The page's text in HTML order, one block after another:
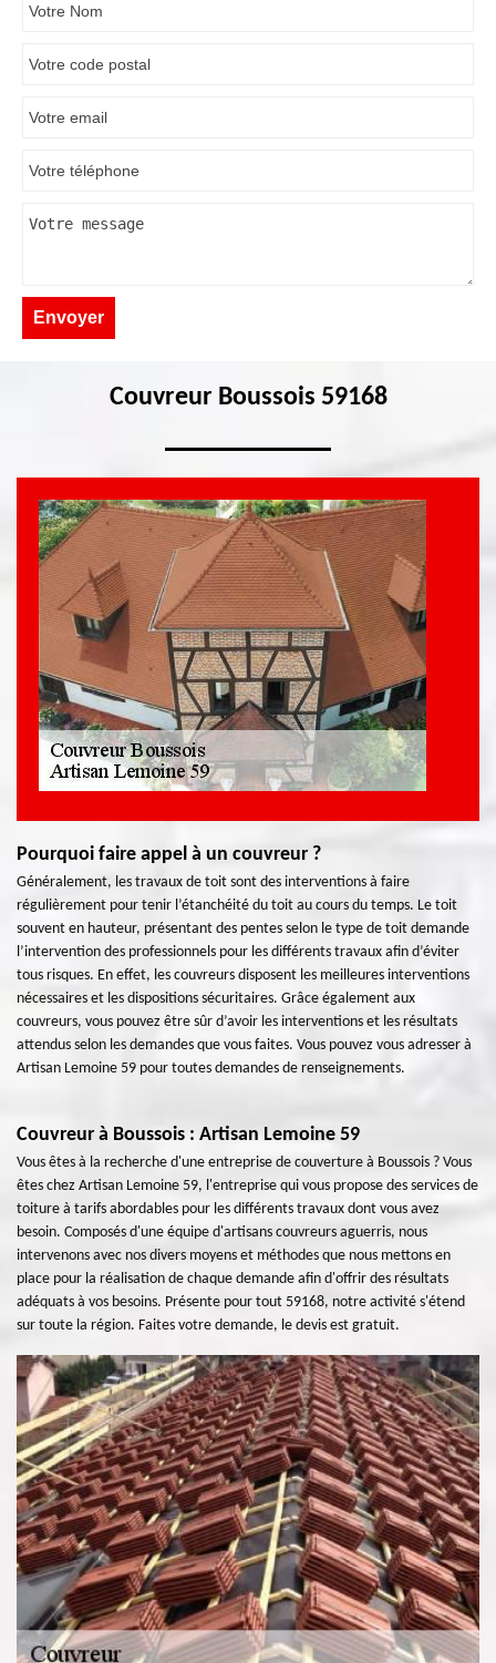
Couvreur Boussois 59168
Pourquoi faire appel à un couvreur ?
Généralement, les travaux de toit sont des interventions à faire
régulièrement pour tenir l’étanchéité du toit au cours du temps. Le toit
souvent en hauteur, présentant des pentes selon le type de toit demande
l’intervention des professionnels pour les différents travaux afin d’éviter
tous risques. En effet, les couvreurs disposent les meilleures interventions
nécessaires et les dispositions sécuritaires. Grâce également aux
couvreurs, vous pouvez être sûr d’avoir les interventions et les résultats
attendus selon les demandes que vous faites. Vous pouvez vous adresser à
Artisan Lemoine 59 pour toutes demandes de renseignements.
Couvreur à Boussois : Artisan Lemoine 59
Vous êtes à la recherche d'une entreprise de couverture à Boussois ? Vous
êtes chez Artisan Lemoine 59, l'entreprise qui vous propose des services de
toiture à tarifs abordables pour les différents travaux dont vous avez
besoin. Composés d'une équipe d'artisans couvreurs aguerris, nous
intervenons avec nos divers moyens et méthodes que nous mettons en
place pour la réalisation de chaque demande afin d'offrir des résultats
adéquats à vos besoins. Présente pour tout 59168, notre activité s'étend
sur toute la région. Faites votre demande, le devis est gratuit.